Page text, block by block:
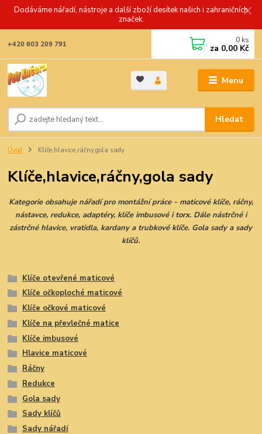
Dodáváme nářadí, nástroje a další zboží desítek našich i zahraničních
značek.
Menu
Hledat
+420 603 209 791 0 ks
za 0,00 Kč
Úvod Klíče,hlavice,ráčny,gola sady
Klíče,hlavice,ráčny,gola sady
Kategorie obsahuje nářadí pro montážní práce - maticové klíče, ráčny,
nástavce, redukce, adaptéry, klíče imbusové i torx. Dále nástrčné i
zástrčné hlavice, vratidla, kardany a trubkové klíče. Gola sady a sady
klíčů.
Klíče otevřené maticové
Klíče očkoploché maticové
Klíče očkové maticové
Klíče na převlečné matice
Klíče imbusové
Hlavice maticové
Ráčny
Redukce
Gola sady
Sady klíčů
Sady nářadí